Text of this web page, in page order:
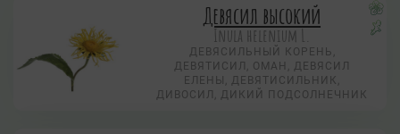
Девясил высокий
Inula helenium L.
ДЕВЯСИЛЬНЫЙ КОРЕНЬ,
ДЕВЯТИСИЛ, ОМАН, ДЕВЯСИЛ
ЕЛЕНЫ, ДЕВЯТИСИЛЬНИК,
ДИВОСИЛ, ДИКИЙ ПОДСОЛНЕЧНИК